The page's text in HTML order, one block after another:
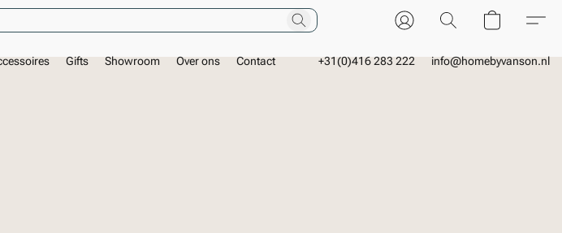
Gifts Showroom Over ons Contact +31(0)416 283 222 info@homebyvanson.nl